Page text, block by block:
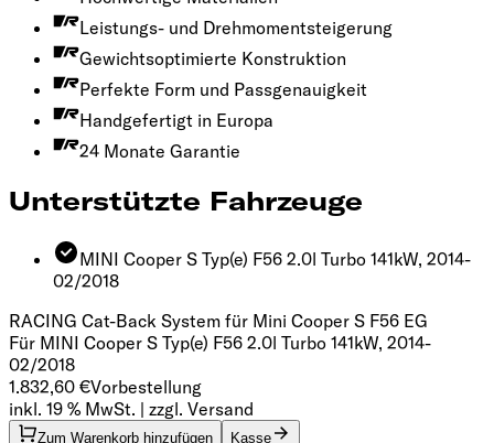
Leistungs- und Drehmomentsteigerung
Gewichtsoptimierte Konstruktion
Perfekte Form und Passgenauigkeit
Handgefertigt in Europa
24 Monate Garantie
Unterstützte Fahrzeuge
MINI Cooper S Typ(e) F56 2.0l Turbo 141kW, 2014-
02/2018
RACING Cat-Back System für Mini Cooper S F56 EG
Für MINI Cooper S Typ(e) F56 2.0l Turbo 141kW, 2014-
02/2018
1.832,60 €Vorbestellung
inkl. 19 % MwSt. | zzgl. Versand
Zum Warenkorb hinzufügen Kasse